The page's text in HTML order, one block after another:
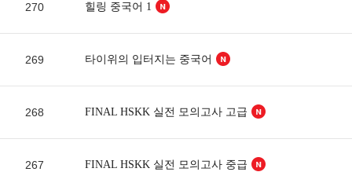
270 힐링 중국어 1
269 타이위의 입터지는 중국어
268 FINAL HSKK 실전 모의고사 고급
267 FINAL HSKK 실전 모의고사 중급